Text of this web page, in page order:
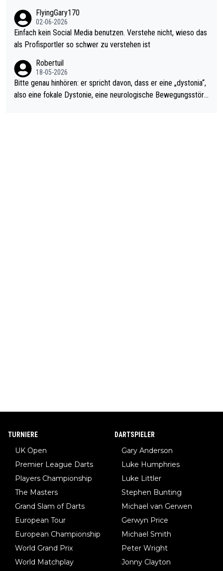
el hat.
s Leben in den Griff kriegen. Nur eins wundert mich: Luke Little
r war doch neulich erst derjenige, der über Social Media GvV p
rovoziert hat. Und Littlers Mutter schießt öfters mal gegen Ric
FlyingGary170
02-06-2026
Einfach kein Social Media benutzen. Verstehe nicht, wieso das
als Profisportler so schwer zu verstehen ist
Robertuil
18-05-2026
Bitte genau hinhören: er spricht davon, dass er eine „dystonia“,
also eine fokale Dystonie, eine neurologische Bewegungsstöru
TURNIERE
UK Open
Premier League Darts
Players Championship
The Masters
Grand Slam of Darts
European Tour
European Championship
World Grand Prix
World Matchplay
DARTSPIELER
Gary Anderson
Luke Humphries
Luke Littler
Stephen Bunting
Michael van Gerwen
Gerwyn Price
Michael Smith
Peter Wright
Jonny Clayton